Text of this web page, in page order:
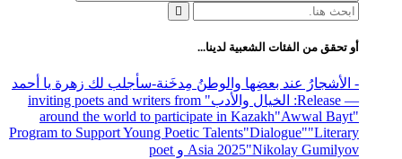
البحث
أو تحقق من الفئات الشعبية لدينا...
- الأشجارُ عند بعضِها والوطنُ مِدخَنة-سأجلب لك زهرة يا أحمد
— Release
: الخيال والأدب
" inviting poets and writers from
around the world to participate in Kazakh"Awwal Bayt"
Program to Support Young Poetic Talents"Dialogue""Literary
Asia 2025"Nikolay Gumilyov و poet